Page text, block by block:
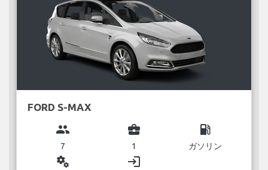
FORD S-MAX
group
7
business_center
1
local_gas_station
ガソリン
miscellaneous_services login